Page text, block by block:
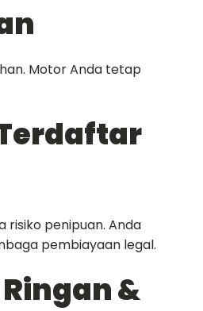
Motor Anda tetap
risiko penipuan. Anda
pembiayaan legal.
&